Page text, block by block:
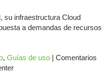
su infraestructura Cloud
a demandas de recursos
, Guías de uso | Comentarios